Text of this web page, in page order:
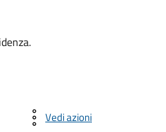
Vedi azioni